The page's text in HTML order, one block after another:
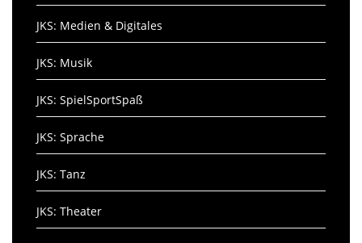
JKS: Medien & Digitales
JKS: Musik
JKS: SpielSportSpaß
JKS: Sprache
JKS: Tanz
JKS: Theater